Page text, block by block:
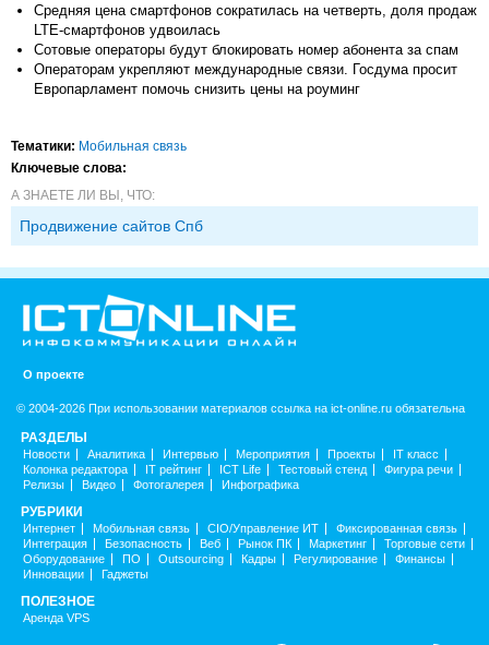
Средняя цена смартфонов сократилась на четверть, доля продаж
LTE-смартфонов удвоилась
Сотовые операторы будут блокировать номер абонента за спам
Операторам укрепляют международные связи. Госдума просит
Европарламент помочь снизить цены на роуминг
Тематики: Мобильная связь
Ключевые слова:
А ЗНАЕТЕ ЛИ ВЫ, ЧТО:
Продвижение сайтов Спб
О проекте
© 2004-2026 При использовании материалов ссылка на ict-online.ru обязательна
РАЗДЕЛЫ
Новости Аналитика Интервью Мероприятия Проекты
IT класс
Колонка редактора
IT рейтинг ICT Life Тестовый стенд
Фигура речи
Релизы
Видео Фотогалерея Инфографика
РУБРИКИ
Интернет Мобильная связь CIO/Управление ИТ
Фиксированная связь
Интеграция
Безопасность Веб Рынок ПК Маркетинг
Торговые сети
Оборудование
ПО Outsourcing Кадры Регулирование
Финансы
Инновации
Гаджеты
ПОЛЕЗНОЕ
Аренда VPS